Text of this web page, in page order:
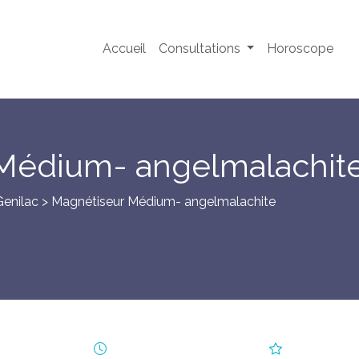
Accueil Consultations Horoscope
> Magnétiseur Médium- angelmalachite